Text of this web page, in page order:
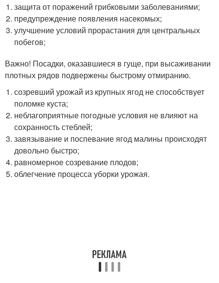
защита от поражений грибковыми заболеваниями;
предупреждение появления насекомых;
улучшение условий прорастания для центральных
побегов;
Важно! Посадки, оказавшиеся в гуще, при высаживании
плотных рядов подвержены быстрому отмиранию.
созревший урожай из крупных ягод не способствует
поломке куста;
неблагоприятные погодные условия не влияют на
сохранность стеблей;
завязывание и поспевание ягод малины происходят
довольно быстро;
равномерное созревание плодов;
облегчение процесса уборки урожая.